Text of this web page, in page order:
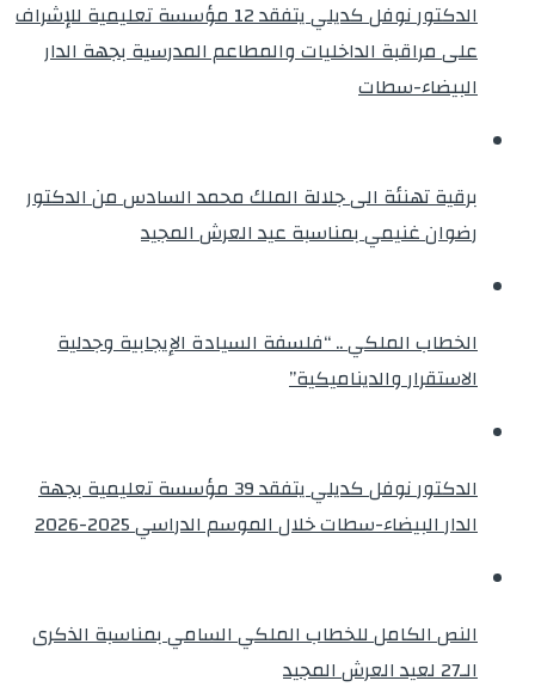
الدكتور نوفل كديلي يتفقد 12 مؤسسة تعليمية للإشراف
على مراقبة الداخليات والمطاعم المدرسية بجهة الدار
البيضاء-سطات
برقية تهنئة الى جلالة الملك محمد السادس من الدكتور
رضوان غنيمي بمناسبة عيد العرش المجيد
الخطاب الملكي .. “فلسفة السيادة الإيجابية وجدلية
الاستقرار والديناميكية”
الدكتور نوفل كديلي يتفقد 39 مؤسسة تعليمية بجهة
الدار البيضاء-سطات خلال الموسم الدراسي 2025-2026
النص الكامل للخطاب الملكي السامي بمناسبة الذكرى
الـ27 لعيد العرش المجيد